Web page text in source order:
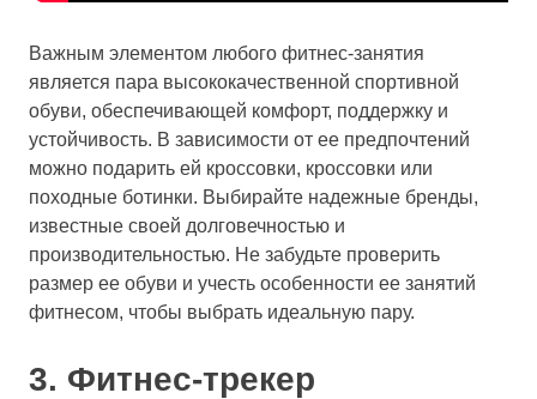
Важным элементом любого фитнес-занятия
является пара высококачественной спортивной
обуви, обеспечивающей комфорт, поддержку и
устойчивость. В зависимости от ее предпочтений
можно подарить ей кроссовки, кроссовки или
походные ботинки. Выбирайте надежные бренды,
известные своей долговечностью и
производительностью. Не забудьте проверить
размер ее обуви и учесть особенности ее занятий
фитнесом, чтобы выбрать идеальную пару.
3. Фитнес-трекер